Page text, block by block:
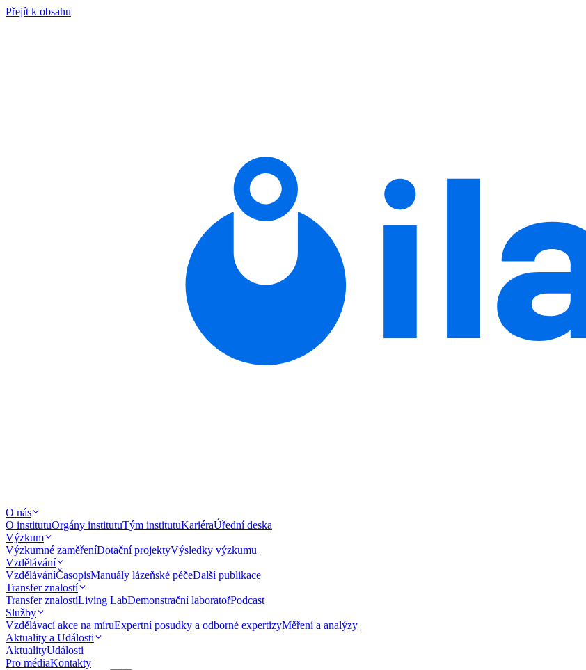
Přejít k obsahu
O nás
O institutuOrgány institutuTým institutuKariéraÚřední deska
Výzkum
Výzkumné zaměřeníDotační projektyVýsledky výzkumu
Vzdělávání
VzděláváníČasopisManuály lázeňské péčeDalší publikace
Transfer znalostí
Transfer znalostíLiving LabDemonstrační laboratořPodcast
Služby
Vzdělávací akce na míruExpertní posudky a odborné expertizyMěření a analýzy
Aktuality a Události
AktualityUdálosti
Pro médiaKontakty